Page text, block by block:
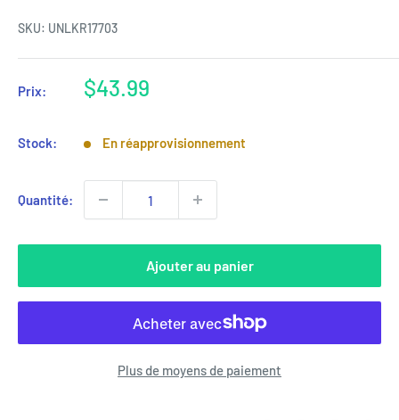
SKU: UNLKR17703
Prix:
Prix
$43.99
Stock: En réapprovisionnement
Quantité:
Ajouter au panier
Plus de moyens de paiement